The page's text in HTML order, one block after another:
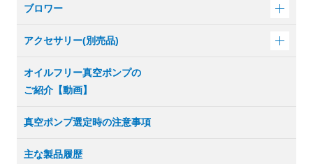
ブロワー
アクセサリー(別売品)
オイルフリー真空ポンプの
ご紹介【動画】
真空ポンプ選定時の注意事項
主な製品履歴